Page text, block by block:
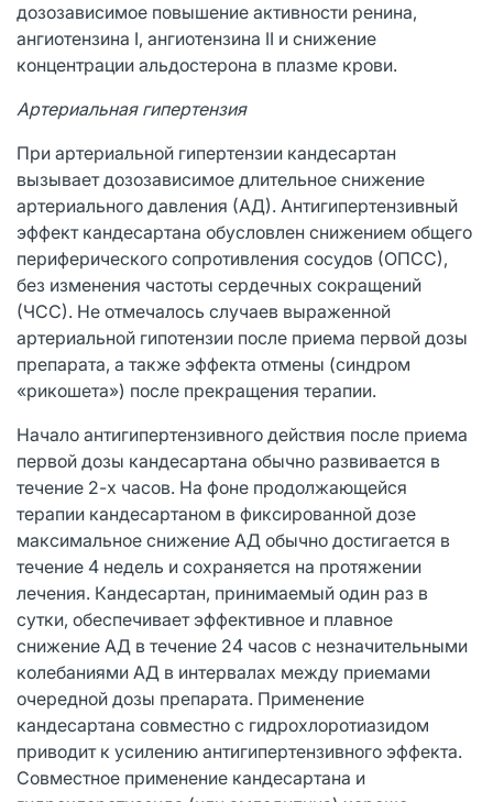
дозозависимое повышение активности ренина,
ангиотензина I, ангиотензина II и снижение
концентрации альдостерона в плазме крови.
Артериальная гипертензия
При артериальной гипертензии кандесартан
вызывает дозозависимое длительное снижение
артериального давления (АД). Антигипертензивный
эффект кандесартана обусловлен снижением общего
периферического сопротивления сосудов (ОПСС),
без изменения частоты сердечных сокращений
(ЧСС). Не отмечалось случаев выраженной
артериальной гипотензии после приема первой дозы
препарата, а также эффекта отмены (синдром
«рикошета») после прекращения терапии.
Начало антигипертензивного действия после приема
первой дозы кандесартана обычно развивается в
течение 2-х часов. На фоне продолжающейся
терапии кандесартаном в фиксированной дозе
максимальное снижение АД обычно достигается в
течение 4 недель и сохраняется на протяжении
лечения. Кандесартан, принимаемый один раз в
сутки, обеспечивает эффективное и плавное
снижение АД в течение 24 часов с незначительными
колебаниями АД в интервалах между приемами
очередной дозы препарата. Применение
кандесартана совместно с гидрохлоротиазидом
приводит к усилению антигипертензивного эффекта.
Совместное применение кандесартана и